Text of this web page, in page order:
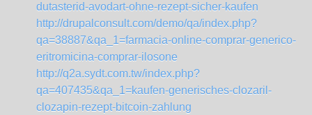
dutasterid-avodart-ohne-rezept-sicher-kaufen
http://drupalconsult.com/demo/qa/index.php?
qa=38887&qa_1=farmacia-online-comprar-generico-
eritromicina-comprar-ilosone
http://q2a.sydt.com.tw/index.php?
qa=407435&qa_1=kaufen-generisches-clozaril-
clozapin-rezept-bitcoin-zahlung